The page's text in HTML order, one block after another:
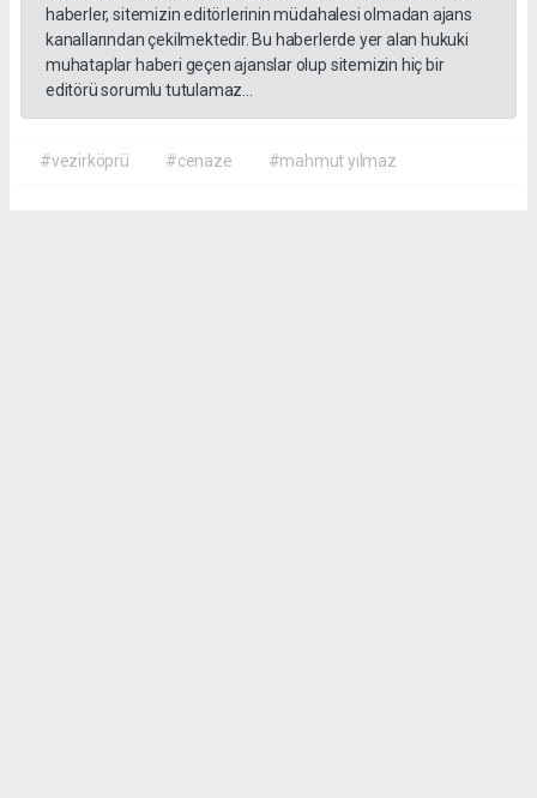
haberler, sitemizin editörlerinin müdahalesi olmadan ajans
kanallarından çekilmektedir. Bu haberlerde yer alan hukuki
muhataplar haberi geçen ajanslar olup sitemizin hiç bir
editörü sorumlu tutulamaz...
#vezirköprü #cenaze #mahmut yılmaz